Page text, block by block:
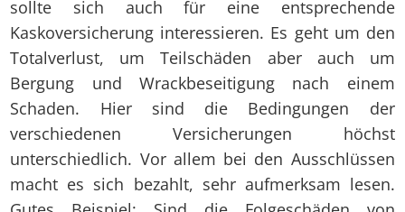
sollte sich auch für eine entsprechende
Kaskoversicherung interessieren. Es geht um den
Totalverlust, um Teilschäden aber auch um
Bergung und Wrackbeseitigung nach einem
Schaden. Hier sind die Bedingungen der
verschiedenen Versicherungen höchst
unterschiedlich. Vor allem bei den Ausschlüssen
macht es sich bezahlt, sehr aufmerksam lesen.